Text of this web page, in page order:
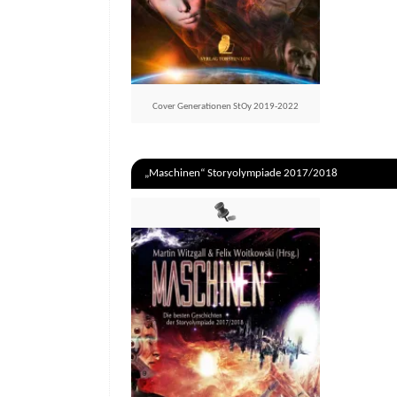
Cover Generationen StOy 2019-2022
„Maschinen“ Storyolympiade 2017/2018